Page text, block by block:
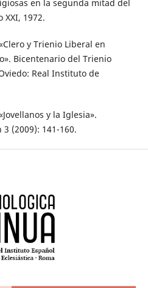
en la segunda mitad del
XXI, 1972.
y Trienio Liberal en
Bicentenario del Trienio
Real Instituto de
y la Iglesia».
(2009): 141-160.